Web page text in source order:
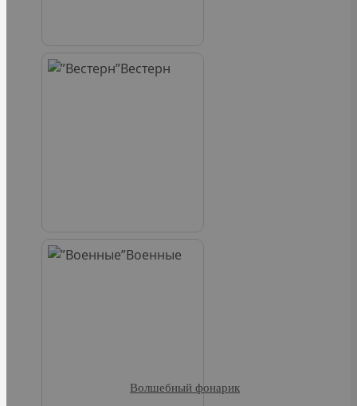
Вестерн
Военные
Волшебный фонарик